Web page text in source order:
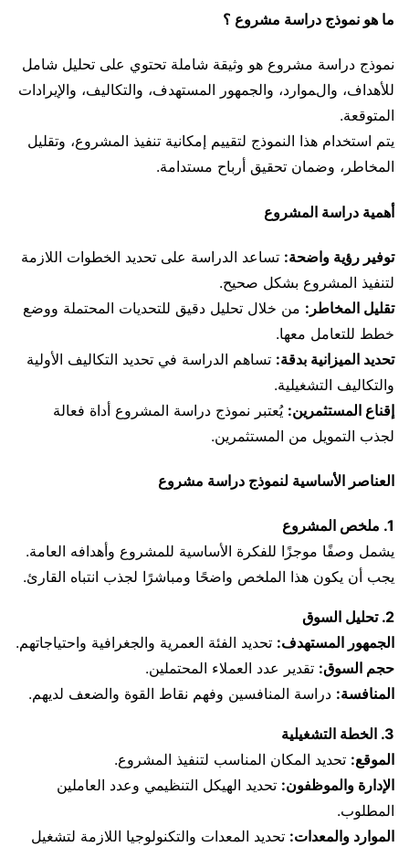
ما هو نموذج دراسة مشروع ؟
نموذج دراسة مشروع هو وثيقة شاملة تحتوي على تحليل شامل
للأهداف، والموارد، والجمهور المستهدف، والتكاليف، والإيرادات
المتوقعة.
يتم استخدام هذا النموذج لتقييم إمكانية تنفيذ المشروع، وتقليل
المخاطر، وضمان تحقيق أرباح مستدامة.
أهمية دراسة المشروع
توفير رؤية واضحة: تساعد الدراسة على تحديد الخطوات اللازمة
لتنفيذ المشروع بشكل صحيح.
تقليل المخاطر: من خلال تحليل دقيق للتحديات المحتملة ووضع
خطط للتعامل معها.
تحديد الميزانية بدقة: تساهم الدراسة في تحديد التكاليف الأولية
والتكاليف التشغيلية.
إقناع المستثمرين: يُعتبر نموذج دراسة المشروع أداة فعالة
لجذب التمويل من المستثمرين.
العناصر الأساسية لنموذج دراسة مشروع
1. ملخص المشروع
يشمل وصفًا موجزًا للفكرة الأساسية للمشروع وأهدافه العامة.
يجب أن يكون هذا الملخص واضحًا ومباشرًا لجذب انتباه القارئ.
2. تحليل السوق
الجمهور المستهدف: تحديد الفئة العمرية والجغرافية واحتياجاتهم.
حجم السوق: تقدير عدد العملاء المحتملين.
المنافسة: دراسة المنافسين وفهم نقاط القوة والضعف لديهم.
3. الخطة التشغيلية
الموقع: تحديد المكان المناسب لتنفيذ المشروع.
الإدارة والموظفون: تحديد الهيكل التنظيمي وعدد العاملين
المطلوب.
الموارد والمعدات: تحديد المعدات والتكنولوجيا اللازمة لتشغيل